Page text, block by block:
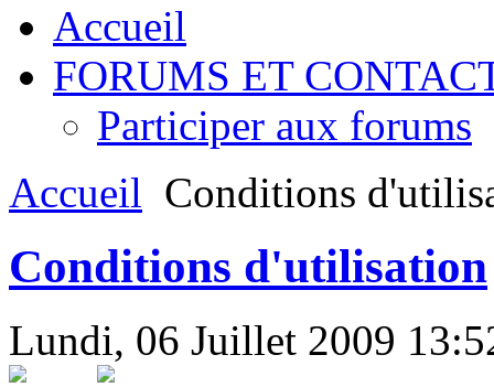
Accueil
FORUMS ET
Participer aux forums
Accueil Conditions
Conditions d'utilisation
Lundi, 06 Juillet 2009